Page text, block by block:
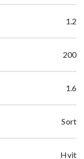
1.2
200
1.6
Sort
Hvit